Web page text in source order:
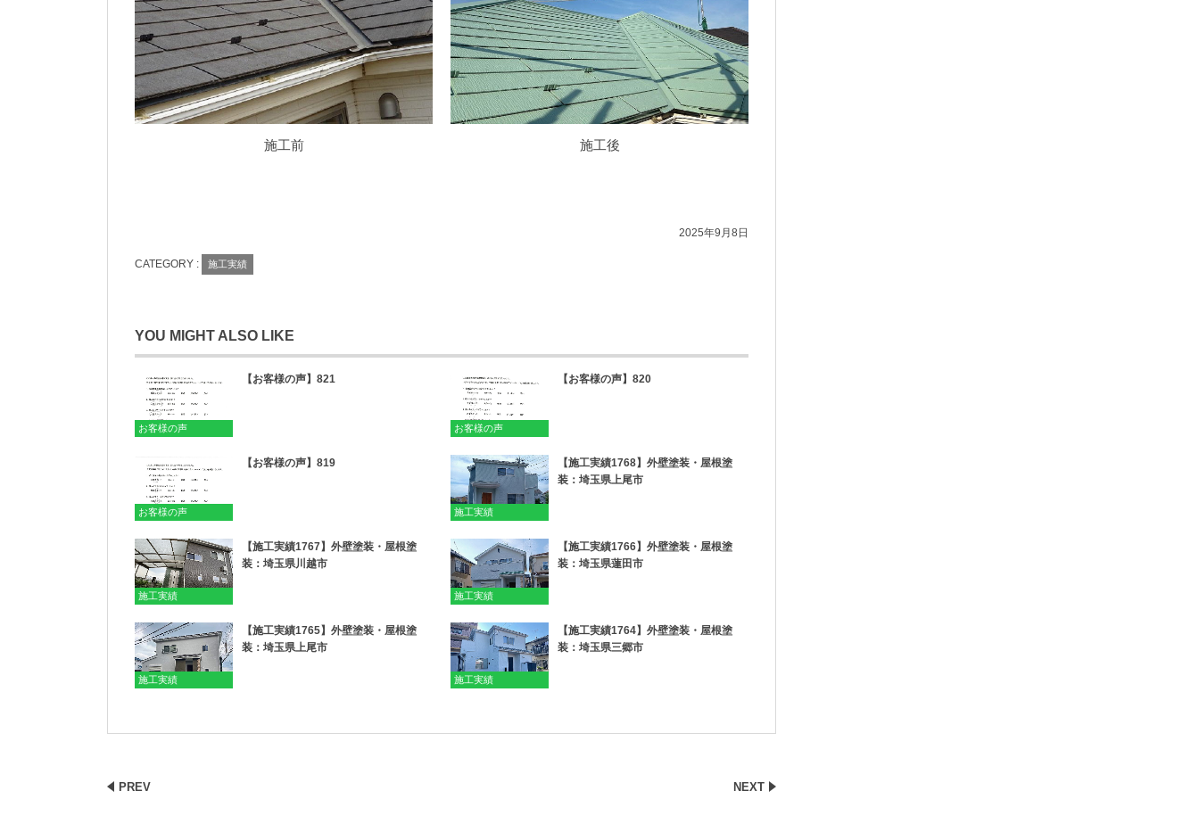
施工前 施工後
2025年9月8日
CATEGORY : 施工実績
YOU MIGHT ALSO LIKE
お客様の声
【お客様の声】821
お客様の声
【お客様の声】820
お客様の声
【お客様の声】819
施工実績
【施工実績1768】外壁塗装・屋根塗
装：埼玉県上尾市
施工実績
【施工実績1767】外壁塗装・屋根塗
装：埼玉県川越市
施工実績
【施工実績1766】外壁塗装・屋根塗
装：埼玉県蓮田市
施工実績
【施工実績1765】外壁塗装・屋根塗
装：埼玉県上尾市
施工実績
【施工実績1764】外壁塗装・屋根塗
装：埼玉県三郷市
PREV NEXT